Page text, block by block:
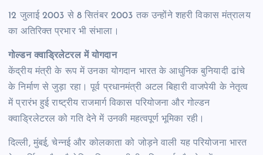
12 जुलाई 2003 से 8 सितंबर 2003 तक उन्होंने शहरी विकास मंत्रालय
का अतिरिक्त प्रभार भी संभाला।
गोल्डन क्वाड्रिलेटरल में योगदान
केंद्रीय मंत्री के रूप में उनका योगदान भारत के आधुनिक बुनियादी ढांचे
के निर्माण से जुड़ा रहा। पूर्व प्रधानमंत्री अटल बिहारी वाजपेयी के नेतृत्व
में प्रारंभ हुई राष्ट्रीय राजमार्ग विकास परियोजना और गोल्डन
क्वाड्रिलेटरल को गति देने में उनकी महत्वपूर्ण भूमिका रही।
दिल्ली, मुंबई, चेन्नई और कोलकाता को जोड़ने वाली यह परियोजना भारत